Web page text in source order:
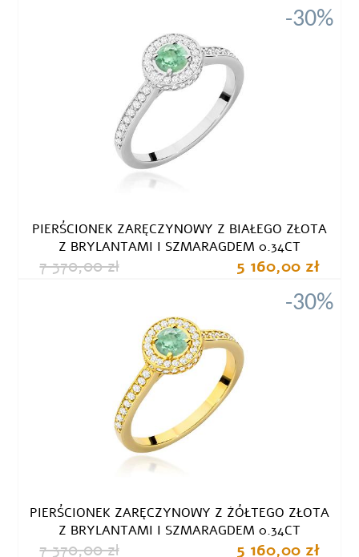
-30%
PIERŚCIONEK ZARĘCZYNOWY Z BIAŁEGO ZŁOTA
Z BRYLANTAMI I SZMARAGDEM 0.34CT
7 370,00 zł 5 160,00 zł
-30%
PIERŚCIONEK ZARĘCZYNOWY Z ŻÓŁTEGO ZŁOTA
Z BRYLANTAMI I SZMARAGDEM 0.34CT
7 370,00 zł 5 160,00 zł